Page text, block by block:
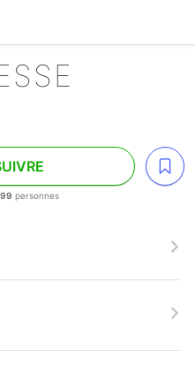
personnes